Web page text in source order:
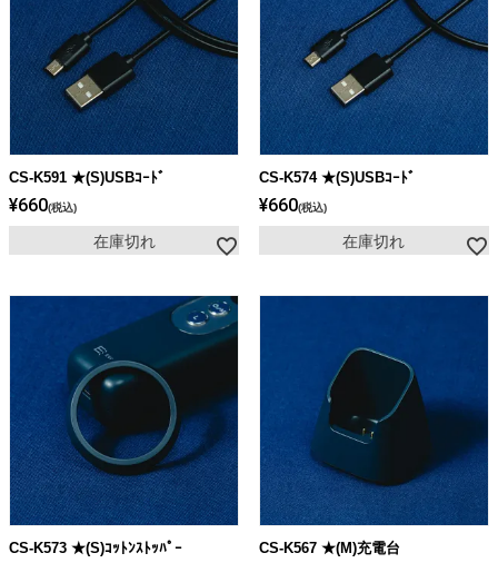
CS-K591 ★(S)USBｺｰﾄﾞ
¥660 税込
在庫切れ
CS-K574 ★(S)USBｺｰﾄﾞ
¥660 税込
在庫切れ
CS-K573 ★(S)ｺｯﾄﾝｽﾄｯﾊﾟｰ CS-K567 ★(M)充電台